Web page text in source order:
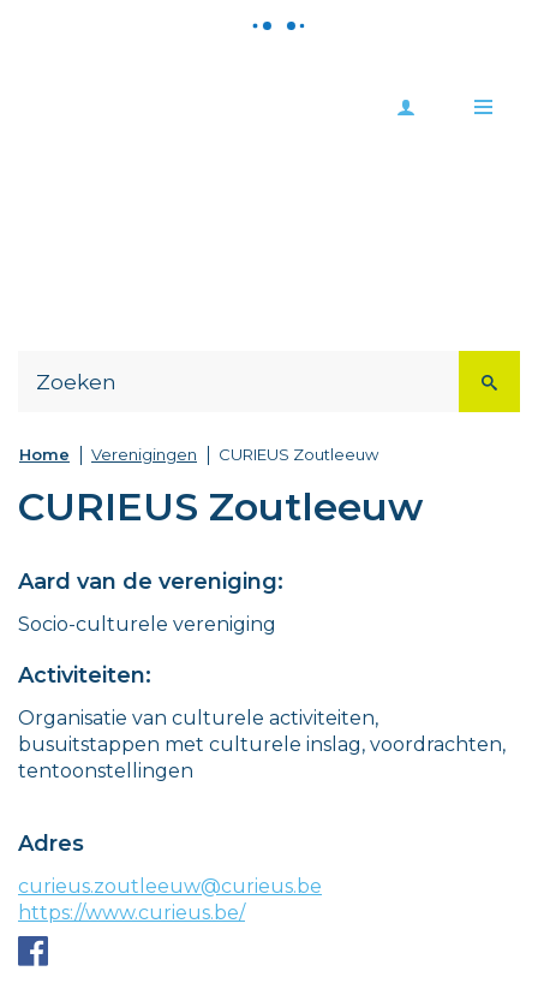
Meld
Home Verenigingen CURIEUS Zoutleeuw
CURIEUS Zoutleeuw
Aard van de vereniging:
Socio-culturele vereniging
Activiteiten:
Organisatie van culturele activiteiten,
busuitstappen met culturele inslag, voordrachten,
tentoonstellingen
Adres
E-
mail
curieus.zoutleeuw@curieus.be
Website
https://www.curieus.be/
Facebook